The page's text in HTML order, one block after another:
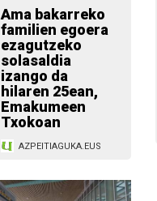
Ama bakarreko
familien egoera
ezagutzeko
solasaldia
izango da
hilaren 25ean,
Emakumeen
Txokoan
AZPEITIAGUKA.EUS